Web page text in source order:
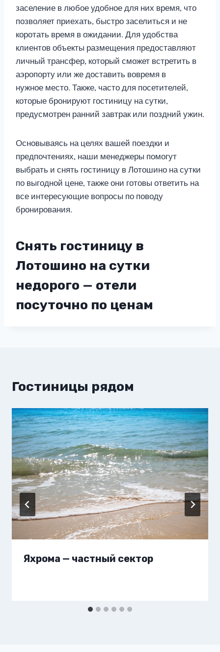
заселение в любое удобное для них время, что
позволяет приехать, быстро заселиться и не
коротать время в ожидании. Для удобства
клиентов объекты размещения предоставляют
личный трансфер, который сможет встретить в
аэропорту или же доставить вовремя в
нужное место. Также, часто для посетителей,
которые бронируют гостиницу на сутки,
предусмотрен ранний завтрак или поздний ужин.
Основываясь на целях вашей поездки и
предпочтениях, наши менеджеры помогут
выбрать и снять гостиницу в Лотошино на сутки
по выгодной цене, также они готовы ответить на
все интересующие вопросы по поводу
бронирования.
Снять гостиницу в
Лотошино на сутки
недорого — отели
посуточно по ценам
Гостиницы рядом
Яхрома — частный сектор